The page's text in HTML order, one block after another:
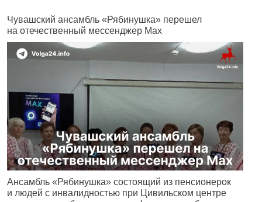
Чувашский ансамбль «Рябинушка» перешел
на отечественный мессенджер Max
Ансамбль «Рябинушка» состоящий из пенсионерок
и людей с инвалидностью при Цивильском центре